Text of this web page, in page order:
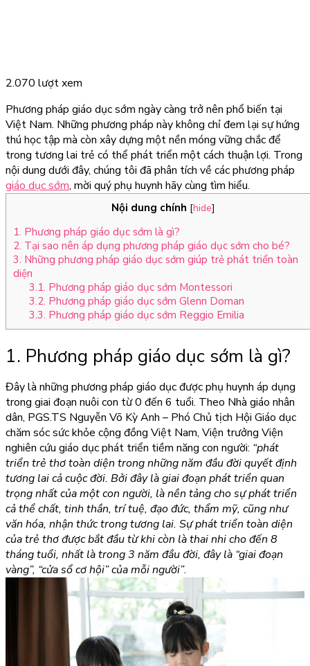
2.070 lượt xem
Phương pháp giáo dục sớm ngày càng trở nên phổ biến tại
Việt Nam. Những phương pháp này không chỉ đem lại sự hứng
thú học tập mà còn xây dựng một nền móng vững chắc để
trong tương lai trẻ có thể phát triển một cách thuận lợi. Trong
nội dung dưới đây, chúng tôi đã phân tích về các phương pháp
giáo dục sớm, mời quý phụ huynh hãy cùng tìm hiểu.
Nội dung chính [hide]
1. Phương pháp giáo dục sớm là gì?
2. Tại sao nên áp dụng phương pháp giáo dục sớm cho bé?
3. Những phương pháp giáo dục sớm giúp trẻ phát triển toàn
diện
3.1. Phương pháp giáo dục sớm Montessori
3.2. Phương pháp giáo dục sớm Glenn Doman
3.3. Phương pháp giáo dục sớm Reggio Emilia
1. Phương pháp giáo dục sớm là gì?
Đây là những phương pháp giáo dục được phụ huynh áp dụng
trong giai đoạn nuôi con từ 0 đến 6 tuổi. Theo Nhà giáo nhân
dân, PGS.TS Nguyễn Võ Kỳ Anh – Phó Chủ tịch Hội Giáo dục
chăm sóc sức khỏe cộng đồng Việt Nam, Viện trưởng Viện
nghiên cứu giáo dục phát triển tiềm năng con người: “phát
triển trẻ thơ toàn diện trong những năm đầu đời quyết định
tương lai cả cuộc đời. Bởi đây là giai đoạn phát triển quan
trọng nhất của một con người, là nền tảng cho sự phát triển
cả thể chất, tinh thần, trí tuệ, đạo đức, thẩm mỹ, cũng như
văn hóa, nhận thức trong tương lai. Sự phát triển toàn diện
của trẻ thơ được bắt đầu từ khi còn là thai nhi cho đến 8
tháng tuổi, nhất là trong 3 năm đầu đời, đây là “giai đoạn
vàng”, “cửa sổ cơ hội” của mỗi người”.